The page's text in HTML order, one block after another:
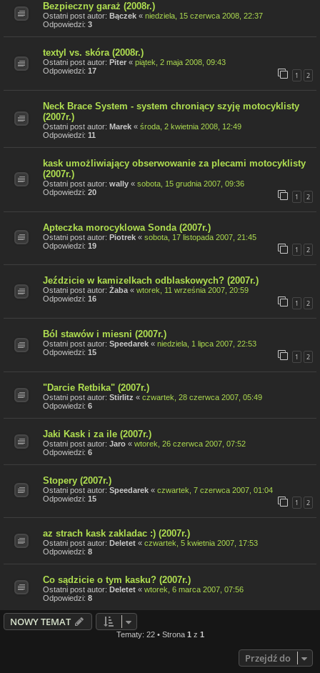
Bezpieczny garaż (2008r.)
Ostatni post autor: Bączek « niedziela, 15 czerwca 2008, 22:37
Odpowiedzi: 3
textyl vs. skóra (2008r.)
Ostatni post autor: Piter « piątek, 2 maja 2008, 09:43
Odpowiedzi: 17 1 2
Neck Brace System - system chroniący szyję motocyklisty
(2007r.)
Ostatni post autor: Marek « środa, 2 kwietnia 2008, 12:49
Odpowiedzi: 11
kask umożliwiający obserwowanie za plecami motocyklisty
(2007r.)
Ostatni post autor: wally « sobota, 15 grudnia 2007, 09:36
Odpowiedzi: 20 1 2
Apteczka morocyklowa Sonda (2007r.)
Ostatni post autor: Piotrek « sobota, 17 listopada 2007, 21:45
Odpowiedzi: 19 1 2
Jeździcie w kamizelkach odblaskowych? (2007r.)
Ostatni post autor: Żaba « wtorek, 11 września 2007, 20:59
Odpowiedzi: 16 1 2
Ból stawów i miesni (2007r.)
Ostatni post autor: Speedarek « niedziela, 1 lipca 2007, 22:53
Odpowiedzi: 15 1 2
"Darcie Retbika" (2007r.)
Ostatni post autor: Stirlitz « czwartek, 28 czerwca 2007, 05:49
Odpowiedzi: 6
Jaki Kask i za ile (2007r.)
Ostatni post autor: Jaro « wtorek, 26 czerwca 2007, 07:52
Odpowiedzi: 6
Stopery (2007r.)
Ostatni post autor: Speedarek « czwartek, 7 czerwca 2007, 01:04
Odpowiedzi: 15 1 2
az strach kask zakladac :) (2007r.)
Ostatni post autor: Deletet « czwartek, 5 kwietnia 2007, 17:53
Odpowiedzi: 8
Co sądzicie o tym kasku? (2007r.)
Ostatni post autor: Deletet « wtorek, 6 marca 2007, 07:56
Odpowiedzi: 8
NOWY TEMAT
Tematy: 22 • Strona 1 z 1
Przejdź do